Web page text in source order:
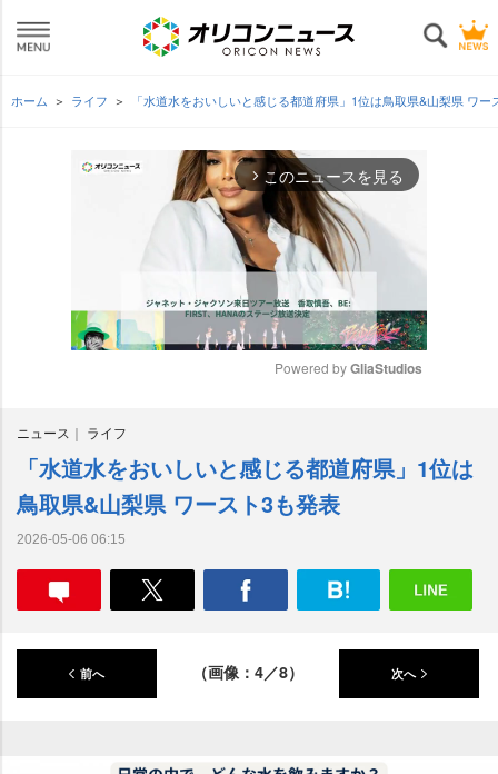
ホーム ライフ 「水道水をおいしいと感じる都道府県」1位は鳥取県&山梨県 ワ
arrow_forward_ios このニュースを見る
e
Powered by GliaStudios
ニュース ライフ
「水道水をおいしいと感じる都道府県」1位は
鳥取県&山梨県 ワースト3も発表
2026-05-06 06:15
前へ （画像：4／8） 次へ